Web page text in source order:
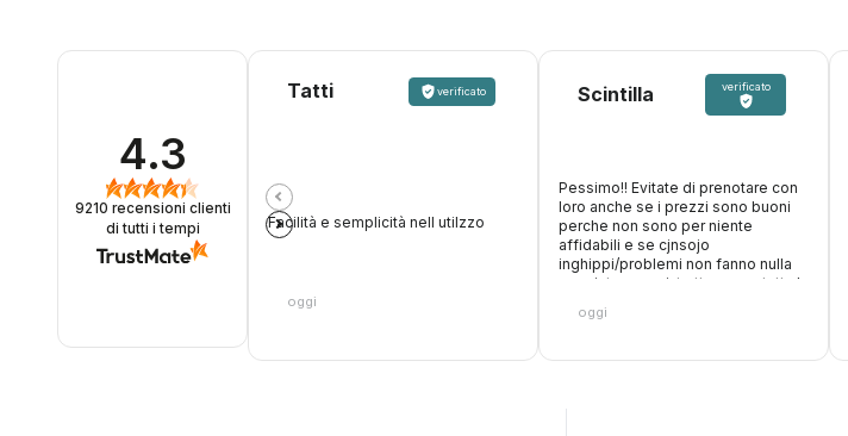
4.3
9210 recensioni clienti
di tutti i tempi
Tatti verificato
Facilità e semplicità nell utilzzo
oggi
Scintilla verificato
Pessimo!! Evitate di prenotare con
loro anche se i prezzi sono buoni
perche non sono per niente
affidabili e se cjnsojo
inghippi/problemi non fanno nulla
oer aiutare, anzi, trattengono tutta la
accettano carte di debito, paghi
accettano la carta con cui hai
oggi